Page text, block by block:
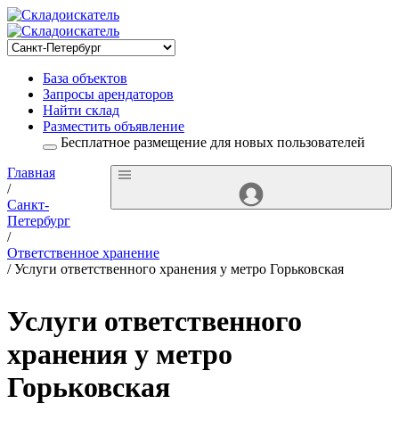
База объектов
Запросы арендаторов
Найти склад
Разместить объявление
Бесплатное размещение для новых пользователей
Главная
/
Санкт-
Петербург
/
Ответственное хранение
/ Услуги ответственного хранения у метро Горьковская
Услуги ответственного
хранения у метро
Горьковская